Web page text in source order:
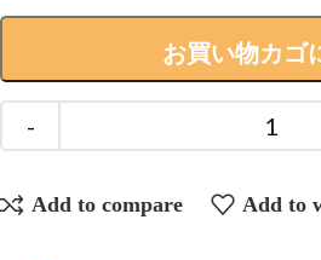
お買い物カゴ
Add to compare Add to